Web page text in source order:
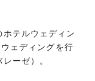
テルウェディン
ェディングを行
ーゼ）。